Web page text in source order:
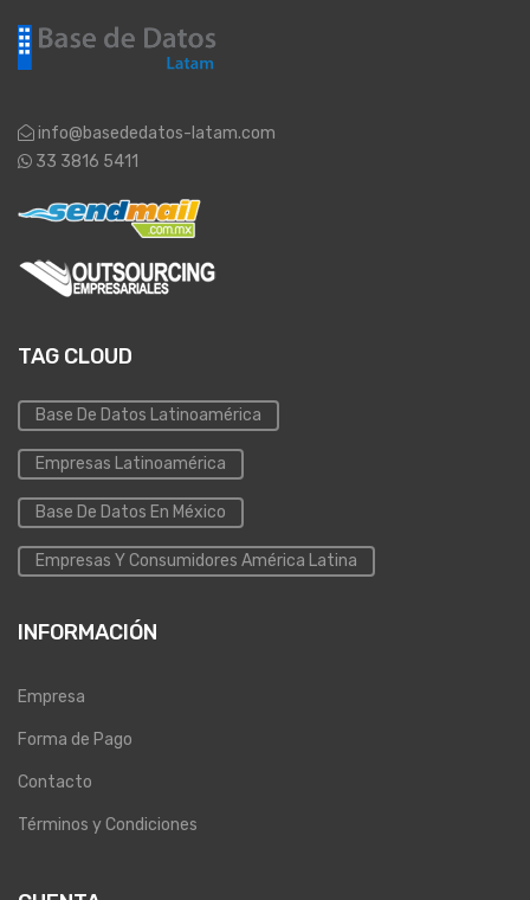
info@basededatos-latam.com
33 3816 5411
TAG CLOUD
Base De Datos Latinoamérica
Empresas Latinoamérica
Base De Datos En México
Empresas Y Consumidores América Latina
INFORMACIÓN
Empresa
Forma de Pago
Contacto
Términos y Condiciones